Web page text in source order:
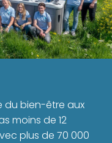
du bien-être aux
moins de 12
plus de 70 000